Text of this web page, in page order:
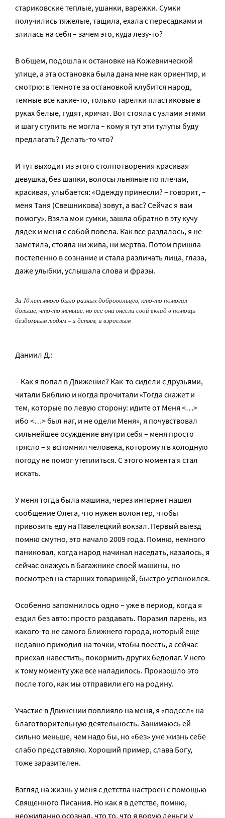
стариковские теплые, ушанки, варежки. Сумки
получились тяжелые, тащила, ехала с пересадками и
злилась на себя – зачем это, куда лезу-то?
В общем, подошла к остановке на Кожевнической
улице, а эта остановка была дана мне как ориентир, и
смотрю: в темноте за остановкой клубится народ,
темные все какие-то, только тарелки пластиковые в
руках белые, гудят, кричат. Вот стояла с узлами этими
и шагу ступить не могла – кому я тут эти тулупы буду
предлагать? Делать-то что?
И тут выходит из этого столпотворения красивая
девушка, без шапки, волосы льняные по плечам,
красивая, улыбается: «Одежду принесли? – говорит, –
меня Таня (Свешникова) зовут, а вас? Сейчас я вам
помогу». Взяла мои сумки, зашла обратно в эту кучу
дядек и меня с собой повела. Как все раздалось, я не
заметила, стояла ни жива, ни мертва. Потом пришла
постепенно в сознание и стала различать лица, глаза,
даже улыбки, услышала слова и фразы.
За 10 лет много было разных добровольцев, кто-то помогал
больше, что-то меньше, но все они внесли свой вклад в помощь
бездомным людям – и детям, и взрослым
Даниил Д.:
– Как я попал в Движение? Как-то сидели с друзьями,
читали Библию и когда прочитали «Тогда скажет и
тем, которые по левую сторону: идите от Меня <…>
ибо <…> был наг, и не одели Меня», я почувствовал
сильнейшее осуждение внутри себя – меня просто
трясло – я вспомнил человека, которому я в холодную
погоду не помог утеплиться. С этого момента я стал
искать.
У меня тогда была машина, через интернет нашел
сообщение Олега, что нужен волонтер, чтобы
привозить еду на Павелецкий вокзал. Первый выезд
помню смутно, это начало 2009 года. Помню, немного
паниковал, когда народ начинал наседать, казалось, я
сейчас окажусь в багажнике своей машины, но
посмотрев на старших товарищей, быстро успокоился.
Особенно запомнилось одно – уже в период, когда я
ездил без авто: просто раздавать. Поразил парень, из
какого-то не самого ближнего города, который еще
недавно приходил на точки, чтобы поесть, а сейчас
приехал навестить, покормить других бедолаг. У него
к тому моменту уже все наладилось. Произошло это
после того, как мы отправили его на родину.
Участие в Движении повлияло на меня, я «подсел» на
благотворительную деятельность. Занимаюсь ей
сильно меньше, чем надо бы, но «без» уже жизнь себе
слабо представляю. Хороший пример, слава Богу,
тоже заразителен.
Взгляд на жизнь у меня с детства настроен с помощью
Священного Писания. Но как я в детстве, помню,
неожиданно осознал, что то, что я ворую деньги у